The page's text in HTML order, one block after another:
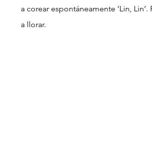
a corear espontáneamente ‘Lin,
a llorar.